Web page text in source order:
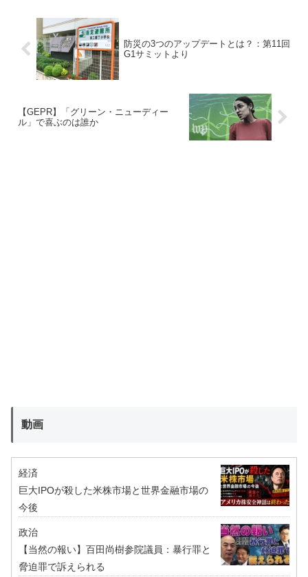
防災の3つのアップデートとは？：第11回
G1サミットより
【GEPR】「グリーン・ニューディー
ル」で喜ぶのは誰か
動画
経済
巨大IPOが殺した米株市場と世界金融市場の
今後
政治
【当然の報い】百田尚樹参院議員：暴行罪と
脅迫罪で訴えられる